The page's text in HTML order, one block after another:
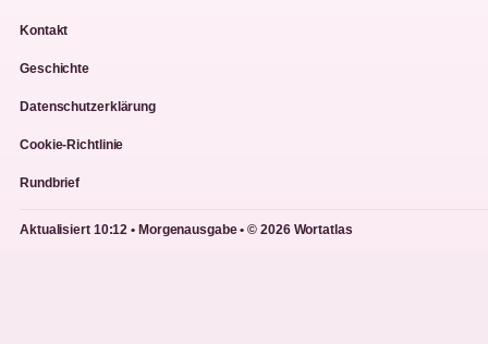
Kontakt
Geschichte
Datenschutzerklärung
Cookie-Richtlinie
Rundbrief
Aktualisiert 10:12 • Morgenausgabe • © 2026 Wortatlas